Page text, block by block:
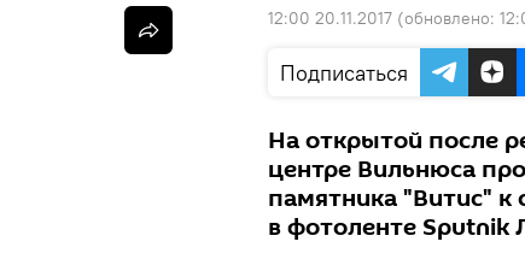
12:00 20.11.2017 (обновлено:
Подписаться
На открытой после
центре Вильнюса
памятника "Витис" к
в фотоленте Sputnik